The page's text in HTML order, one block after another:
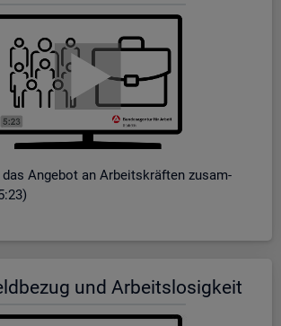
An­ge­bot an Ar­beits­kräf­ten zu­sam­
und Ar­beits­lo­sig­keit